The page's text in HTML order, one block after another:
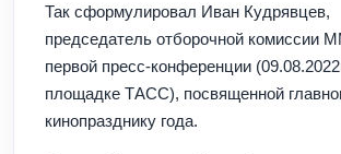
Так сформулировал Иван Кудрявцев,
председатель отборочной комиссии
первой пресс-конференции
площадке ТАСС), посвященной
кинопразднику года.